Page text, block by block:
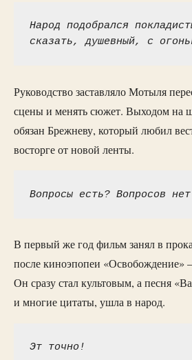
Народ подобрался
сказать, душевный, с
Руководство заставляло Мотыля
сцены и менять сюжет. Выходом на
обязан Брежневу, который любил
восторге от новой ленты.
Вопросы есть? Вопросов нет
В первый же год фильм занял в
после киноэпопеи
Он сразу стал культовым, а песня
и многие цитаты, ушла в народ.
Эт точно!